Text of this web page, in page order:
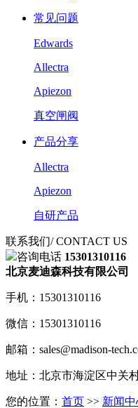
常见问题
Edwards
Allectra
Apiezon
真空闸阀
产品分享
Allectra
Apiezon
自研产品
联系我们/ CONTACT US
咨询电话 15301310116
北京麦迪森科技有限公司
手机：15301310116
微信：15301310116
邮箱：sales@madison-
地址：北京市海淀区中关
您的位置： 首页 >> 新闻